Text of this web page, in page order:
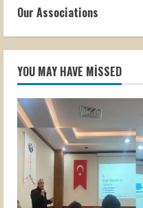
Our Associations
YOU MAY HAVE MISSED